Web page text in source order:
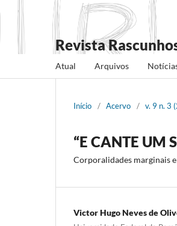
Revista
Atual Arquivos
Início / Acervo / v. 9 n. 3
“E CANTE UM
Corporalidades marginais
Victor Hugo Neves de